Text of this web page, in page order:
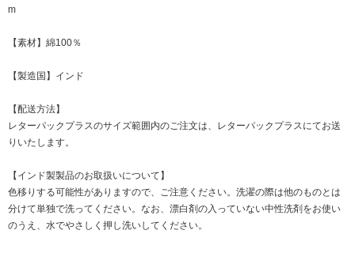
m
【素材】綿100％
【製造国】インド
【配送方法】
レターパックプラスのサイズ範囲内のご注文は、レターパックプラスにてお送
りいたします。
【インド製製品のお取扱いについて】
色移りする可能性がありますので、ご注意ください。洗濯の際は他のものとは
分けて単独で洗ってください。なお、漂白剤の入っていない中性洗剤をお使い
のうえ、水でやさしく押し洗いしてください。